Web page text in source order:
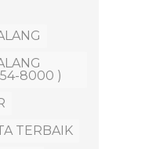
8000 )
TERBAIK